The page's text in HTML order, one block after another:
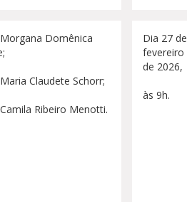
Domênica
Claudete Schorr;
Ribeiro Menotti.
Dia 27 de
fevereiro
de 2026,
às 9h.